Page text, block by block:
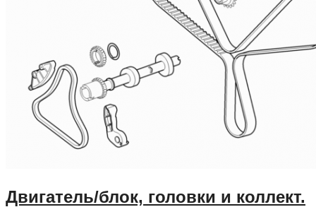
Двигатель/блок, головки и коллект.